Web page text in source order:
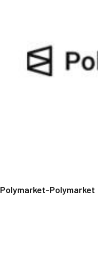
Polymarket-Polymarket